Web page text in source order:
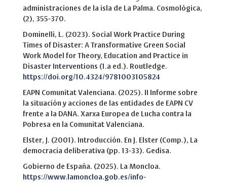
administraciones de la isla de La Palma. Cosmológica,
(2), 355-370.
Dominelli, L. (2023). Social Work Practice During
Times of Disaster: A Transformative Green Social
Work Model for Theory, Education and Practice in
Disaster Interventions (1.a ed.). Routledge.
https://doi.org/10.4324/9781003105824
EAPN Comunitat Valenciana. (2025). II Informe sobre
la situación y acciones de las entidades de EAPN CV
frente a la DANA. Xarxa Europea de Lucha contra la
Pobresa en la Comunitat Valenciana.
Elster, J. (2001). Introducción. En J. Elster (Comp.), La
democracia deliberativa (pp. 13-33). Gedisa.
Gobierno de España. (2025). La Moncloa.
https://www.lamoncloa.gob.es/info-